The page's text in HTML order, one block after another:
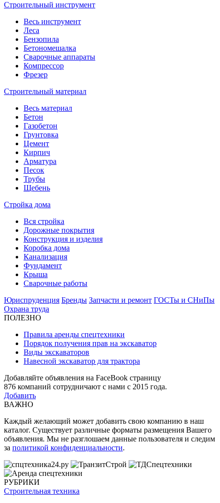
Строительный инструмент
Весь инструмент
Леса
Бензопила
Бетономешалка
Сварочные аппараты
Компрессор
Фрезер
Строительный материал
Весь материал
Бетон
Газобетон
Грунтовка
Цемент
Кирпич
Арматура
Песок
Трубы
Щебень
Стройка дома
Вся стройка
Дорожные покрытия
Конструкция и изделия
Коробка дома
Канализация
Фундамент
Крыша
Сварочные работы
Юриспруденция Бренды Запчасти и ремонт ГОСТы и СНиПы
Охрана труда
ПОЛЕЗНО
Правила аренды спецтехники
Порядок получения прав на экскаватор
Виды экскаваторов
Навесной экскаватор для трактора
Добавляйте объявления на FaceBook страницу
876 компаний сотрудничают с нами с 2015 года.
Добавить
ВАЖНО
Каждый желающий может добавить свою компанию в наш
каталог. Существует различные форматы размещения Вашего
объявления. Мы не разглошаем данные пользователя и следим
за политикой конфиденциальности.
РУБРИКИ
Строительная техника